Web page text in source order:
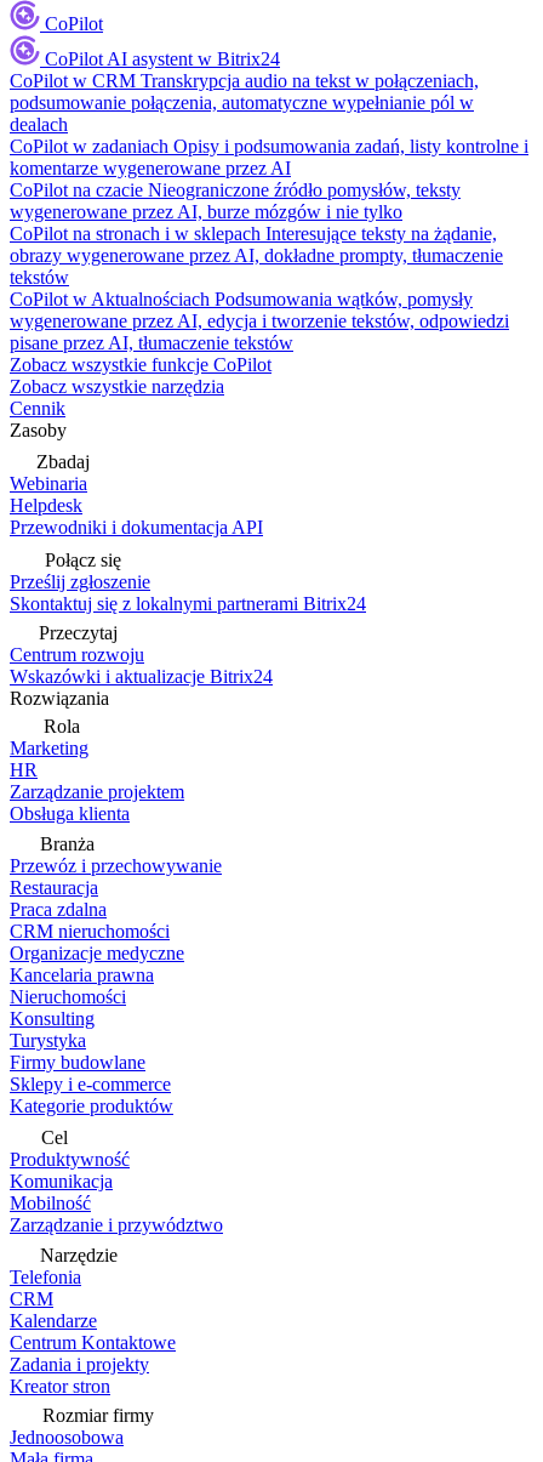
CoPilot
CoPilot AI asystent w Bitrix24
CoPilot w CRM Transkrypcja audio na tekst w połączeniach,
podsumowanie połączenia, automatyczne wypełnianie pól w
dealach
CoPilot w zadaniach Opisy i podsumowania zadań, listy kontrolne i
komentarze wygenerowane przez AI
CoPilot na czacie Nieograniczone źródło pomysłów, teksty
wygenerowane przez AI, burze mózgów i nie tylko
CoPilot na stronach i w sklepach Interesujące teksty na żądanie,
obrazy wygenerowane przez AI, dokładne prompty, tłumaczenie
tekstów
CoPilot w Aktualnościach Podsumowania wątków, pomysły
wygenerowane przez AI, edycja i tworzenie tekstów, odpowiedzi
pisane przez AI, tłumaczenie tekstów
Zobacz wszystkie funkcje CoPilot
Zobacz wszystkie narzędzia
Cennik
Zasoby
Zbadaj
Webinaria
Helpdesk
Przewodniki i dokumentacja API
Połącz się
Prześlij zgłoszenie
Skontaktuj się z lokalnymi partnerami Bitrix24
Przeczytaj
Centrum rozwoju
Wskazówki i aktualizacje Bitrix24
Rozwiązania
Rola
Marketing
HR
Zarządzanie projektem
Obsługa klienta
Branża
Przewóz i przechowywanie
Restauracja
Praca zdalna
CRM nieruchomości
Organizacje medyczne
Kancelaria prawna
Nieruchomości
Konsulting
Turystyka
Firmy budowlane
Sklepy i e-commerce
Kategorie produktów
Cel
Produktywność
Komunikacja
Mobilność
Zarządzanie i przywództwo
Narzędzie
Telefonia
CRM
Kalendarze
Centrum Kontaktowe
Zadania i projekty
Kreator stron
Rozmiar firmy
Jednoosobowa